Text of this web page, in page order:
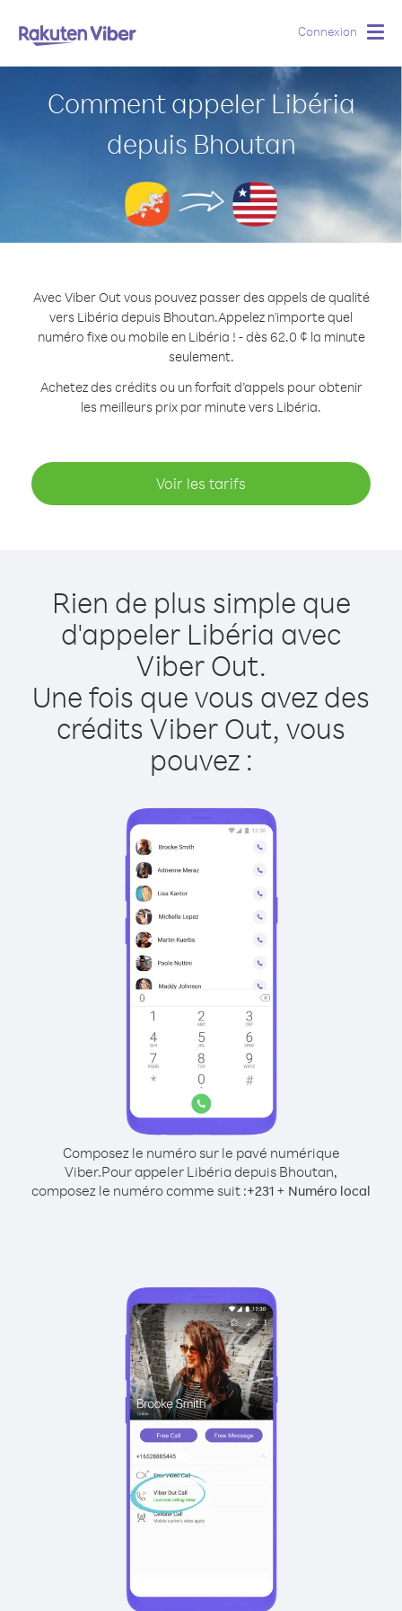
Connexion
Comment appeler Libéria
depuis Bhoutan
Avec Viber Out vous pouvez passer des appels de qualité
vers Libéria depuis Bhoutan.Appelez n'importe quel
numéro fixe ou mobile en Libéria ! - dès 62.0 ¢ la minute
seulement.
Achetez des crédits ou un forfait d’appels pour obtenir
les meilleurs prix par minute vers Libéria.
Voir les tarifs
Rien de plus simple que
d'appeler Libéria avec
Viber Out.
Une fois que vous avez des
crédits Viber Out, vous
pouvez :
Composez le numéro sur le pavé numérique
Viber.Pour appeler Libéria depuis Bhoutan,
composez le numéro comme suit :+231 + Numéro local